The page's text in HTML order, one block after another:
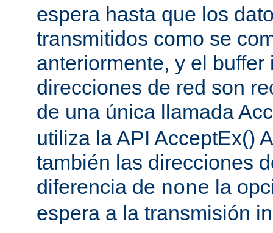
espera hasta que los
transmitidos como se
anteriormente, y el
direcciones de red son
de una única llamada
utiliza la API AcceptEx()
también las direcciones
diferencia de none la
espera a la transmisión